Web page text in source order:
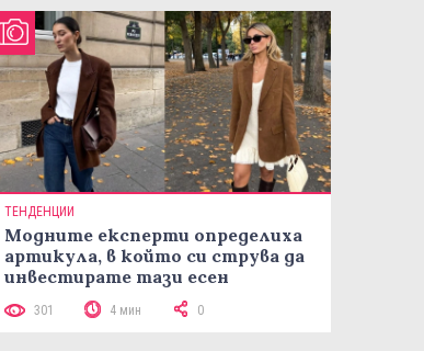
ТЕНДЕНЦИИ
Модните експерти определиха
артикула, в който си струва да
инвестирате тази есен
301 4 мин 0